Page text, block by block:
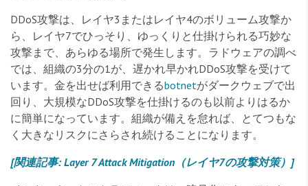
DDoS攻撃は、レイヤ3またはレイヤ4のボリューム攻撃か
ら、レイヤ7でひっそり、ゆっくりと仕掛けられる巧妙な
攻撃まで、あらゆる場所で発生します。ラドウェアの調べ
では、組織の3分の1が、遅かれ早かれDDoS攻撃を受けて
います。金を出せば利用できるbotnetがダークウェブで出
回り、大規模なDDoS攻撃を仕掛けるのも以前よりはるか
に簡単になっています。組織が備えを怠れば、とてつもな
く大きなリスクにさらされ続けることになります。
[関連記事: Layer 7 Attack Mitigation（レイヤ7の攻撃対策）]